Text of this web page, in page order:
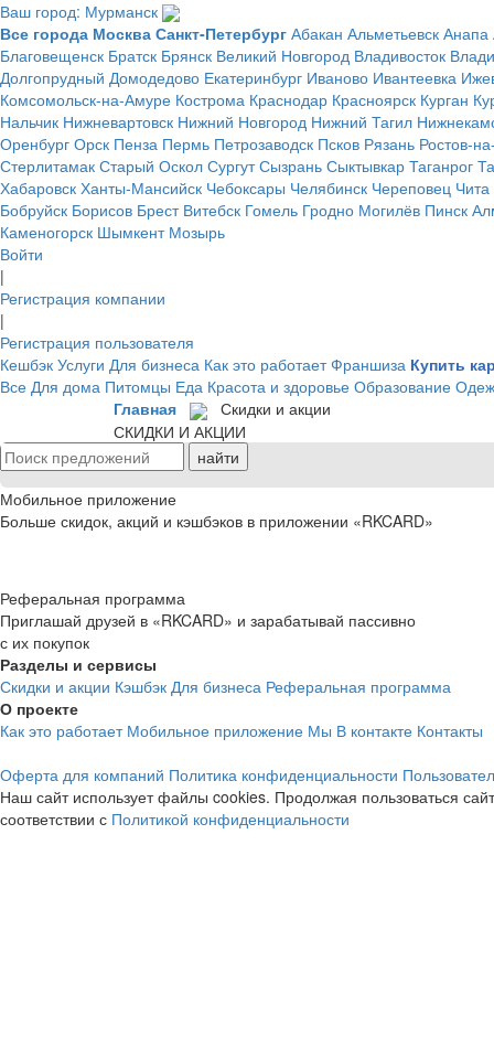
Ваш город: Мурманск
Все города Москва Санкт-Петербург Абакан Альметьевск Анапа
Благовещенск Братск Брянск Великий Новгород Владивосток
Долгопрудный Домодедово Екатеринбург Иваново Ивантеевка
Комсомольск-на-Амуре Кострома Краснодар Красноярск Курган
Нальчик Нижневартовск Нижний Новгород Нижний Тагил
Оренбург Орск Пенза Пермь Петрозаводск Псков Рязань Ростов-
Стерлитамак Старый Оскол Сургут Сызрань Сыктывкар Таганрог
Хабаровск Ханты-Мансийск Чебоксары Челябинск Череповец Чита
Бобруйск Борисов Брест Витебск Гомель Гродно Могилёв Пинск
Каменогорск Шымкент Мозырь
Войти
|
Регистрация компании
|
Регистрация пользователя
Кешбэк Услуги Для бизнеса Как это работает Франшиза Купить
Все Для дома Питомцы Еда Красота и здоровье Образование
Главная
Скидки и акции
СКИДКИ И АКЦИИ
Мобильное приложение
Больше скидок, акций и кэшбэков в приложении «RKCARD»
Реферальная программа
Приглашай друзей в «RKCARD» и зарабатывай пассивно
с их покупок
Разделы и сервисы
Скидки и акции Кэшбэк Для бизнеса Реферальная программа
О проекте
Как это работает Мобильное приложение Мы В контакте Контакты
Оферта для компаний Политика конфиденциальности
Наш сайт использует файлы cookies. Продолжая пользоваться
соответствии с Политикой конфиденциальности